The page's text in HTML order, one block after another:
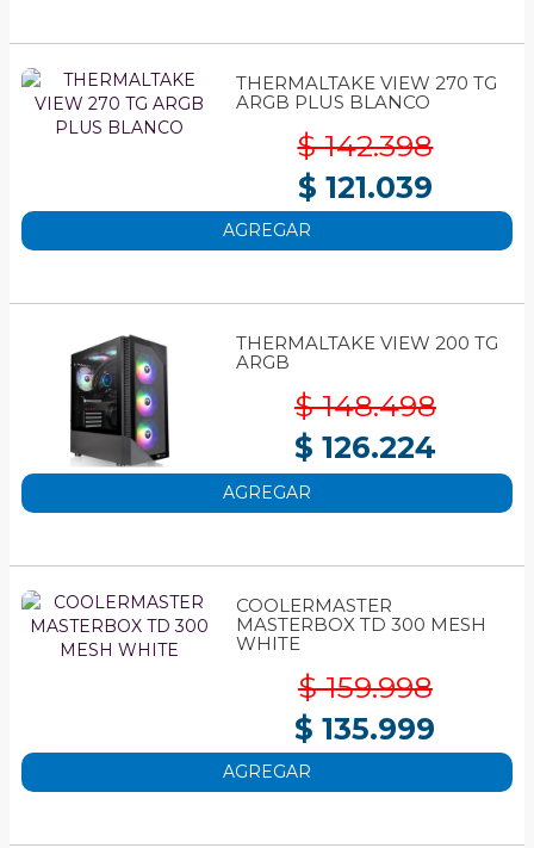
THERMALTAKE VIEW 270 TG
ARGB PLUS BLANCO
$ 142.398
$ 121.039
AGREGAR
THERMALTAKE VIEW 200 TG
ARGB
$ 148.498
$ 126.224
AGREGAR
COOLERMASTER
MASTERBOX TD 300 MESH
WHITE
$ 159.998
$ 135.999
AGREGAR